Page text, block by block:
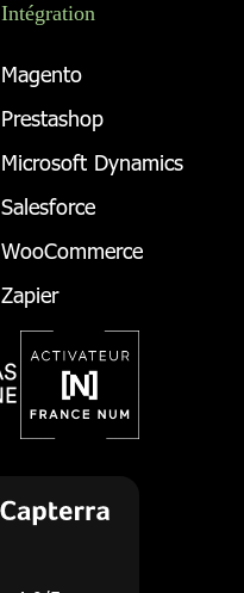
Intégration
Magento
Prestashop
Microsoft Dynamics
Salesforce
WooCommerce
Zapier